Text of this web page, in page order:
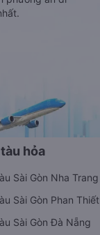
hỏa
Sài Gòn Nha Trang
Sài Gòn Phan Thiết
Sài Gòn Đà Nẵng